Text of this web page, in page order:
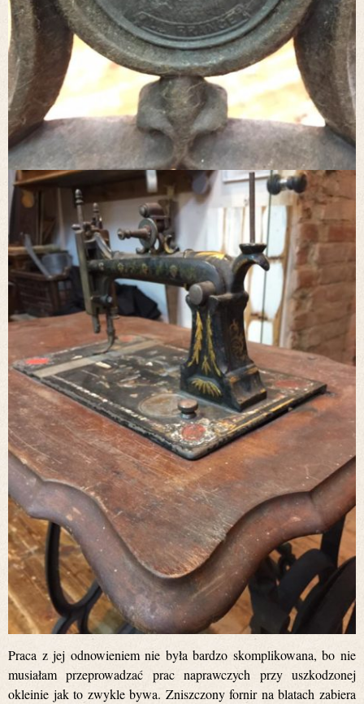
Praca z jej odnowieniem nie była bardzo skomplikowana, bo nie
musiałam przeprowadzać prac naprawczych przy uszkodzonej
okleinie jak to zwykle bywa. Zniszczony fornir na blatach zabiera